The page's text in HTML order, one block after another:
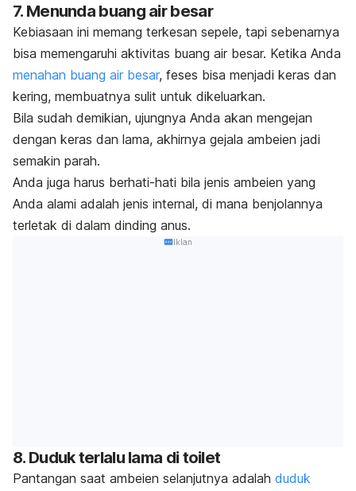
7. Menunda buang air besar
Kebiasaan ini memang terkesan sepele, tapi sebenarnya
bisa memengaruhi aktivitas buang air besar. Ketika Anda
menahan buang air besar, feses bisa menjadi keras dan
kering, membuatnya sulit untuk dikeluarkan.
Bila sudah demikian, ujungnya Anda akan mengejan
dengan keras dan lama, akhirnya gejala ambeien jadi
semakin parah.
Anda juga harus berhati-hati bila jenis ambeien yang
Anda alami adalah jenis internal, di mana benjolannya
terletak di dalam dinding anus.
Iklan
8. Duduk terlalu lama di toilet
Pantangan saat ambeien selanjutnya adalah duduk